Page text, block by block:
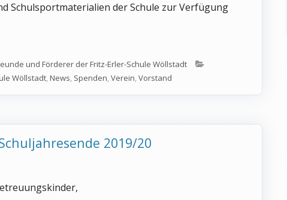
Schulsportmaterialien der Schule zur Verfügung
Garage für die Fritz-Erler-Schule Nieder-Wöllstadt"
und Förderer der Fritz-Erler-Schule Wöllstadt
Wöllstadt,News, Spenden,Verein,Vorstand
2019/20